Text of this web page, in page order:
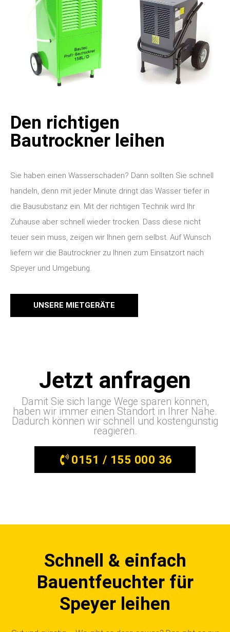
Den richtigen
Bautrockner leihen
Sie haben einen Wasserschaden? Dann sollten Sie schnell
handeln, denn mit jeder Minute dringt das Wasser tiefer in
die Bausubstanz ein. Mit der richtigen Technik wird Ihr
Zuhause aber schnell wieder trocken. Dass diese nicht
teuer sein muss, zeigen wir Ihnen gern selbst. Auf Wunsch
liefern wir die Bautrockner zu Ihnen zum Einsatzort nach
Speyer und Umgebung.
UNSERE MIETGERÄTE
Jetzt anfragen
Damit Sie sich lange Wege sparen können,
haben wir immer einen Standort in Ihrer Nähe.
Dadurch können wir schnell und kostengünstig
reagieren.
0151 / 155 000 36
Schnell & einfach
Bauentfeuchter für
Speyer leihen